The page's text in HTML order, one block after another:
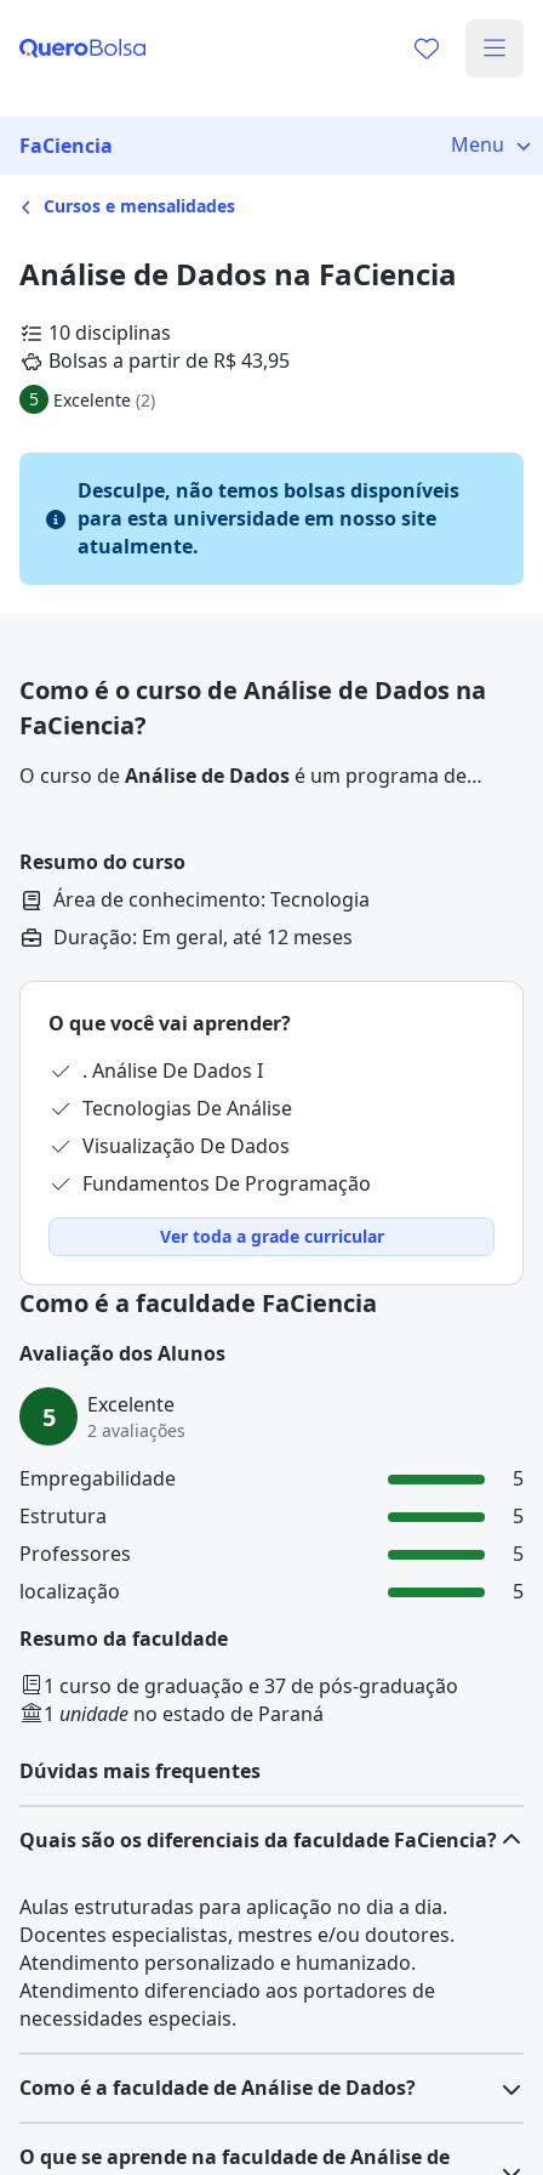
FaCiencia Menu
Cursos e mensalidades
Análise de Dados na FaCiencia
10 disciplinas
Bolsas a partir de R$ 43,95
5 Excelente (2)
Desculpe, não temos bolsas disponíveis
para esta universidade em nosso site
atualmente.
Como é o curso de Análise de Dados na
FaCiencia?
O curso deAnálise de Dados é um programa de
informações, transformando dados em recursos para
a tomada de decisões.
Resumo do curso
Área de conhecimento: Tecnologia
Duração: Em geral, até 12 meses
O que você vai aprender?
. Análise De Dados I
Tecnologias De Análise
Visualização De Dados
Fundamentos De Programação
Ver toda a grade curricular
Como é a faculdade FaCiencia
Avaliação dos Alunos
5 Excelente
2 avaliações
Empregabilidade
5
Estrutura
5
Professores
5
localização
5
Resumo da faculdade
1 curso de graduação e 37 de pós-graduação
1 unidade no estado de Paraná
Dúvidas mais frequentes
Quais são os diferenciais da faculdade FaCiencia?
Aulas estruturadas para aplicação no dia a dia.
Docentes especialistas, mestres e/ou doutores.
Atendimento personalizado e humanizado.
Atendimento diferenciado aos portadores de
necessidades especiais.
Como é a faculdade de Análise de Dados?
A faculdade de Análise de Dados apresenta técnicas e
O que se aprende na faculdade de Análise de